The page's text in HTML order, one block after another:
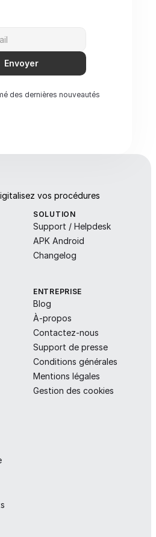
Envoyer
des dernières nouveautés
vos procédures
SOLUTION
Support / Helpdesk
APK Android
Changelog
ENTREPRISE
Blog
À-propos
Contactez-nous
Support de presse
Conditions générales
Mentions légales
Gestion des cookies